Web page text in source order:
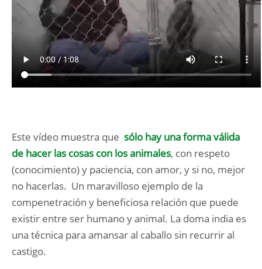
Este vídeo muestra que sólo hay una forma válida
de hacer las cosas con los animales, con respeto
(conocimiento) y paciencia, con amor, y si no, mejor
no hacerlas. Un maravilloso ejemplo de la
compenetración y beneficiosa relación que puede
existir entre ser humano y animal. La doma india es
una técnica para amansar al caballo sin recurrir al
castigo.